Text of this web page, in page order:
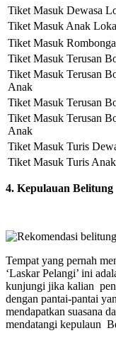
Tiket Masuk Dewasa
Tiket Masuk Anak
Tiket Masuk
Tiket Masuk Terusan
Tiket Masuk Terusan
Anak
Tiket Masuk Terusan
Tiket Masuk Terusan
Anak
Tiket Masuk Turis
Tiket Masuk Turis
4. Kepulauan Belitung
Tempat yang pernah
‘Laskar Pelangi’ ini
kunjungi jika kalian
dengan pantai-pantai
mendapatkan suasana
mendatangi kepulaun